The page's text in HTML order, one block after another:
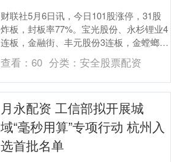
财联社5月6日讯，今日101股涨停，31股
炸板，封板率77%。宝光股份、永杉锂业4
连板，金融街、丰元股份3连板，金螳螂11
天9板，华电辽能9天5板，飞马国际5天....
查看：60 分类： 安全股票配资
月永配资 工信部拟开展城
域“毫秒用算”专项行动 杭州入
选首批名单